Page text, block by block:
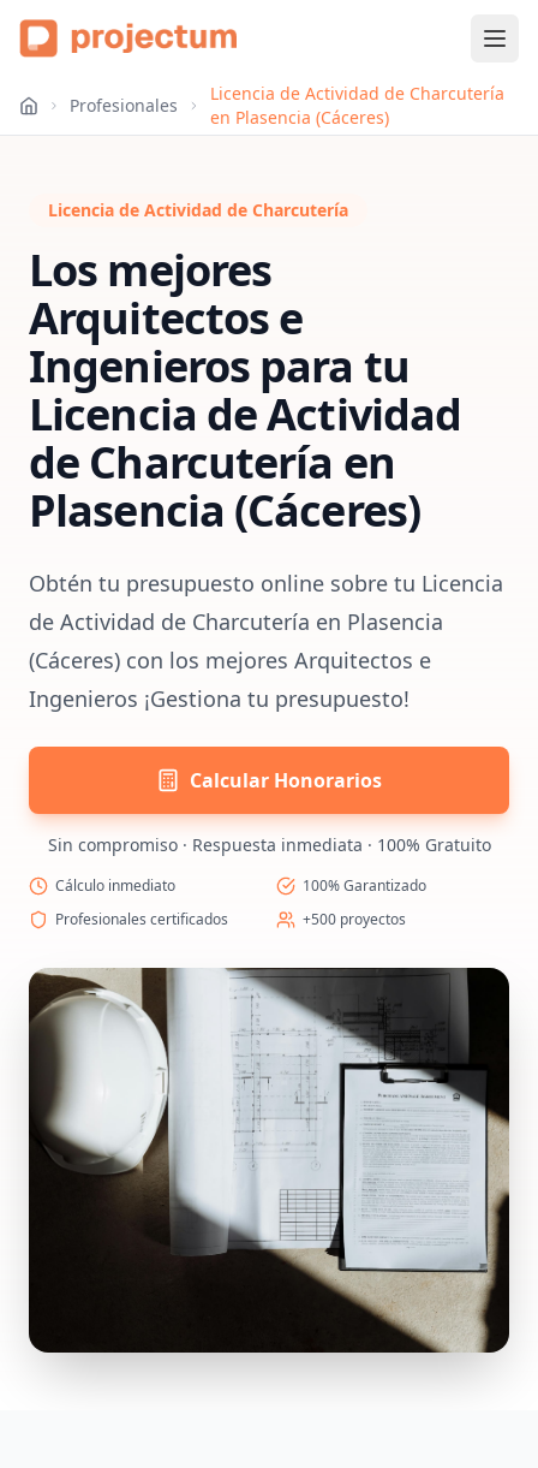
Profesionales
Licencia de Actividad de Charcutería
en Plasencia (Cáceres)
Licencia de Actividad de Charcutería
Los mejores
Arquitectos e
Ingenieros para tu
Licencia de Actividad
de Charcutería en
Plasencia (Cáceres)
Obtén tu presupuesto online sobre tu Licencia
de Actividad de Charcutería en Plasencia
(Cáceres) con los mejores Arquitectos e
Ingenieros ¡Gestiona tu presupuesto!
Calcular Honorarios
Sin compromiso · Respuesta inmediata · 100% Gratuito
Cálculo inmediato
100% Garantizado
Profesionales certificados
+500 proyectos